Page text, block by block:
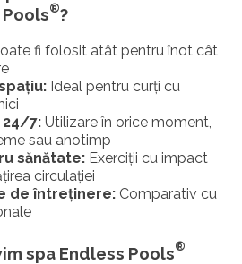
®?
fi folosit atât pentru înot cât
Ideal pentru curți cu
7: Utilizare în orice moment,
sau anotimp
sănătate: Exerciții cu impact
circulației
de întreținere: Comparativ cu
spa Endless Pools®